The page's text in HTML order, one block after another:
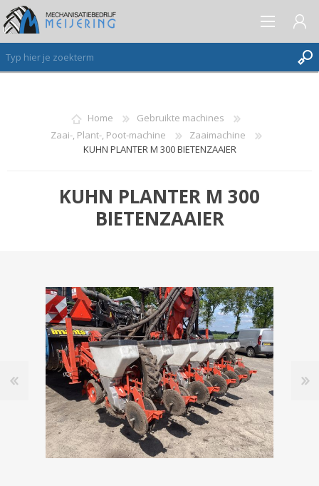
AANMELDEN ALS NIEUWE KLANT
INLOGGEN
VERLANGLIJST
Home
Gebruikte machines
Zaai-, Plant-, Poot-machine
Zaaimachine
KUHN PLANTER M 300 BIETENZAAIER
KUHN PLANTER M 300
BIETENZAAIER